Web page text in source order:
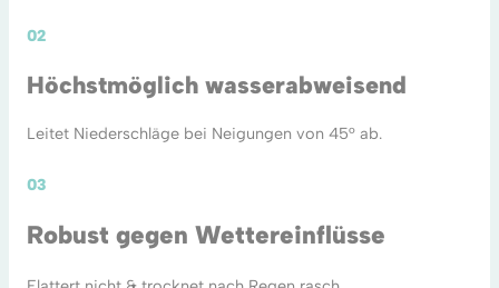
02
Höchstmöglich wasserabweisend
Leitet Niederschläge bei Neigungen von 45° ab.
03
Robust gegen Wettereinflüsse